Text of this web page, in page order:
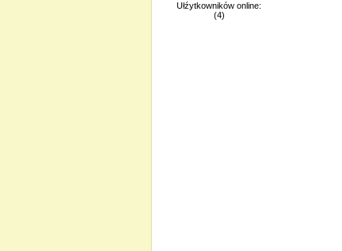
Ułźytkowników online:
(4)